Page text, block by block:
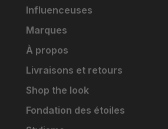
Influenceuses
Marques
À propos
Livraisons et retours
Shop the look
Fondation des étoiles